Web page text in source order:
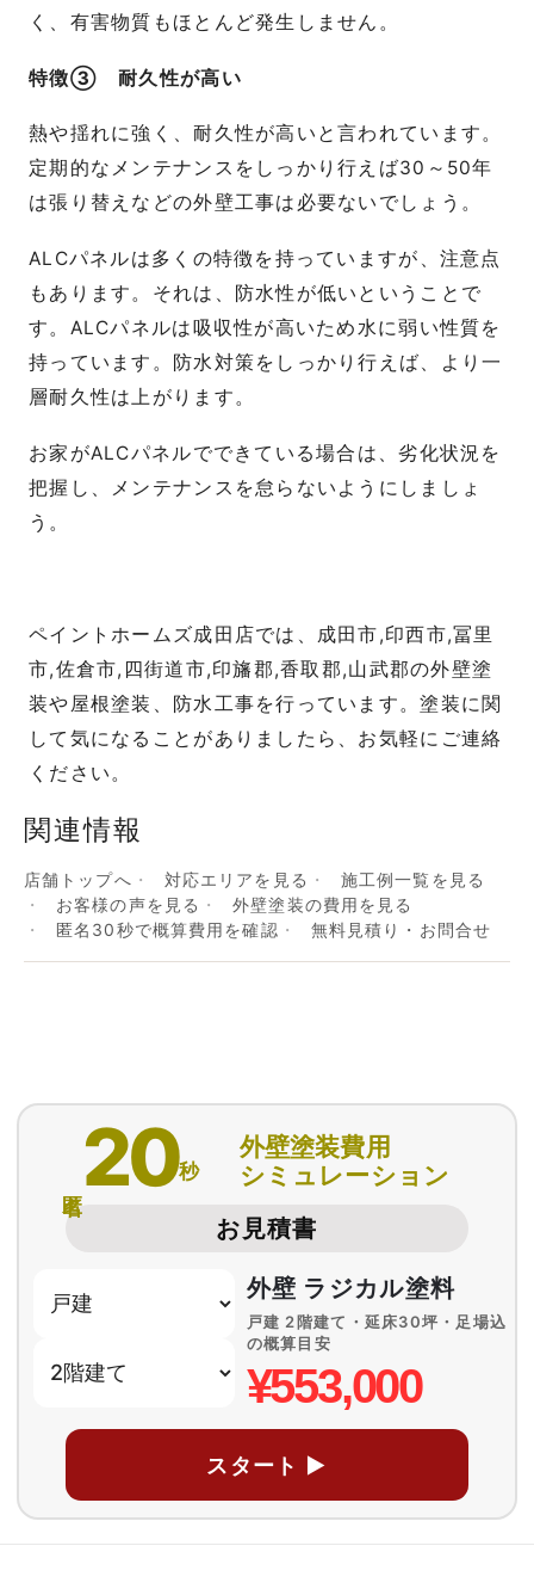
く、有害物質もほとんど発生しません。
特徴③ 耐久性が高い
熱や揺れに強く、耐久性が高いと言われています。
定期的なメンテナンスをしっかり行えば30～50年
は張り替えなどの外壁工事は必要ないでしょう。
ALCパネルは多くの特徴を持っていますが、注意点
もあります。それは、防水性が低いということで
す。ALCパネルは吸収性が高いため水に弱い性質を
持っています。防水対策をしっかり行えば、より一
層耐久性は上がります。
お家がALCパネルでできている場合は、劣化状況を
把握し、メンテナンスを怠らないようにしましょ
う。
ペイントホームズ成田店では、成田市,印西市,冨里
市,佐倉市,四街道市,印旛郡,香取郡,山武郡の外壁塗
装や屋根塗装、防水工事を行っています。塗装に関
して気になることがありましたら、お気軽にご連絡
ください。
関連情報
店舗トップへ 対応エリアを見る
施工例一覧を見る
お客様の声を見る
外壁塗装の費用を見る
匿名30秒で概算費用を確認
無料見積り・お問合せ
20秒
外壁塗装費用
シミュレーション
お見積書
外壁 ラジカル塗料
戸建 2階建て・延床30坪・足場込
の概算目安
¥553,000
スタート ▶